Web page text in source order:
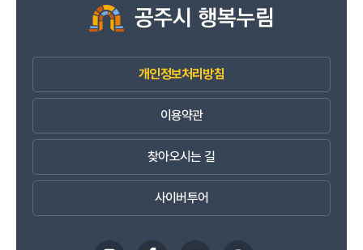
개인정보처리방침
이용약관
찾아오시는 길
사이버투어